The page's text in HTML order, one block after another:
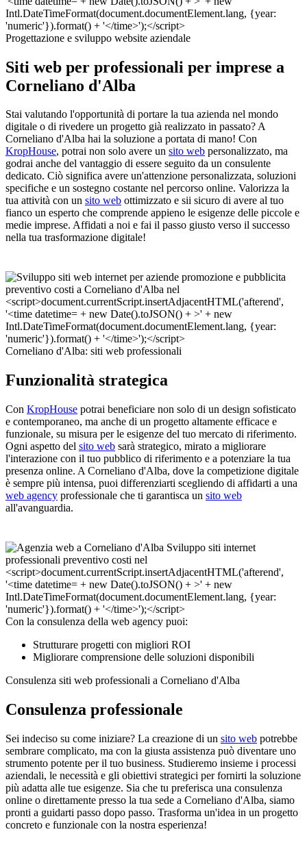
Progettazione e sviluppo website aziendale
Siti web per professionali per imprese a
Corneliano d'Alba
Stai valutando l'opportunità di portare la tua azienda nel mondo
digitale o di rivedere un progetto già realizzato in passato? A
Corneliano d'Alba hai la soluzione a portata di mano! Con
KropHouse, potrai non solo avere un sito web personalizzato, ma
godrai anche del vantaggio di essere seguito da un consulente
dedicato. Ciò significa avere un'attenzione personalizzata, soluzioni
specifiche e un sostegno costante nel percorso online. Valorizza la
tua attività con un sito web ottimizzato e sii sicuro di avere al tuo
fianco un esperto che comprende appieno le esigenze delle piccole e
medie imprese. Affidati a noi e fai il passo giusto verso il successo
nella tua trasformazione digitale!
Corneliano d'Alba: siti web professionali
Funzionalità strategica
Con KropHouse potrai beneficiare non solo di un design sofisticato
e contemporaneo, ma anche di un progetto altamente efficace e
funzionale, su misura per le esigenze del tuo mercato di riferimento.
Ogni aspetto del sito web sarà strategico, mirato a migliorare
l'interazione con il tuo pubblico di riferimento e a potenziare la tua
presenza online. A Corneliano d'Alba, dove la competizione digitale
è sempre più intensa, puoi differenziarti scegliendo di affidarti a una
web agency professionale che ti garantisca un sito web
all'avanguardia.
Con la consulenza della web agency puoi:
Strutturare progetti con migliori ROI
Migliorare comprensione delle soluzioni disponibili
Consulenza siti web professionali a Corneliano d'Alba
Consulenza professionale
Sei indeciso su come iniziare? La creazione di un sito web potrebbe
sembrare complicato, ma con la giusta assistenza può diventare uno
strumento potente per il tuo business. Studieremo insieme i processi
aziendali, le necessità e gli obiettivi strategici per fornirti la soluzione
più adatta alle tue esigenze. Sia che tu preferisca una consulenza
online o direttamente presso la tua sede a Corneliano d'Alba, siamo
pronti a guidarti passo dopo passo. Trasforma un'idea in un progetto
concreto e funzionale con la nostra esperienza!